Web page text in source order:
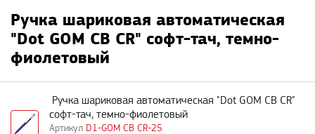
Ручка шариковая автоматическая
"Dot GOM CB CR" софт-тач, темно-
фиолетовый
D1-GOM CB CR-25
Ручка шариковая автоматическая "Dot GOM CB CR"
софт-тач, темно-фиолетовый